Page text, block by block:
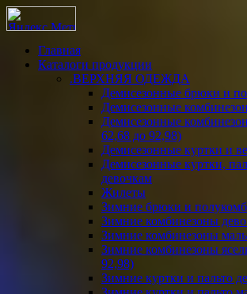
Главная
Каталоги продукции
.ВЕРХНЯЯ ОДЕЖДА
Демисезонные брюки и
Демисезонные
Демисезонные
62,68 до 92,98)
Демисезонные куртки и
Демисезонные куртки,
девочкам
Жилеты
Зимние брюки и
Зимние комбинезоны
Зимние комбинезоны
Зимние комбинезоны
92,98)
Зимние куртки и пальто